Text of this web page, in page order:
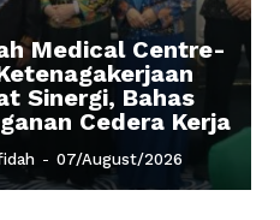
Medical Centre-
Sinergi, Bahas
Cedera Kerja
- 07/August/2026